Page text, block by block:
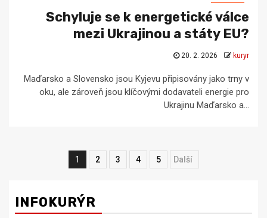
Schyluje se k energetické válce
mezi Ukrajinou a státy EU?
20. 2. 2026 kuryr
Maďarsko a Slovensko jsou Kyjevu připisovány jako trny v
oku, ale zároveň jsou klíčovými dodavateli energie pro
Ukrajinu Maďarsko a...
Navigace
příspěvky
1 2 3 4 5
INFOKURÝR